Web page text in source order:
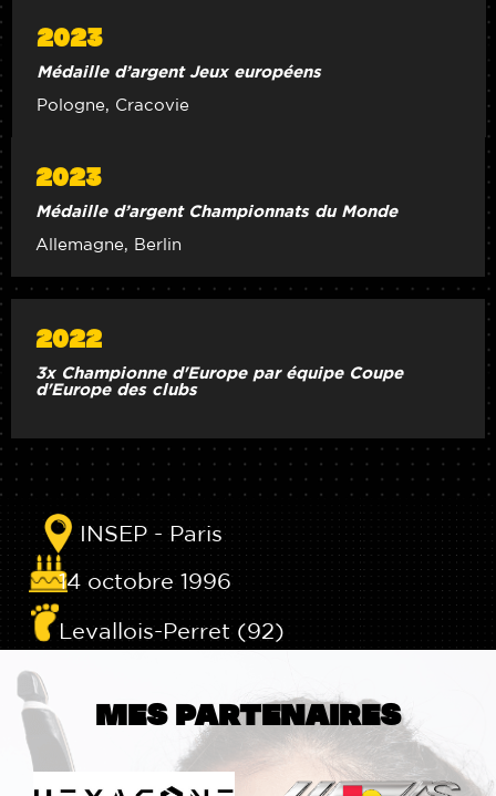
2023
Médaille d’argent Jeux européens
Pologne, Cracovie
2023
Médaille d’argent Championnats du Monde
Allemagne, Berlin
2022
3x Championne d'Europe par équipe Coupe
d'Europe des clubs
INSEP - Paris
14 octobre 1996
Levallois-Perret (92)
MES PARTENAIRES